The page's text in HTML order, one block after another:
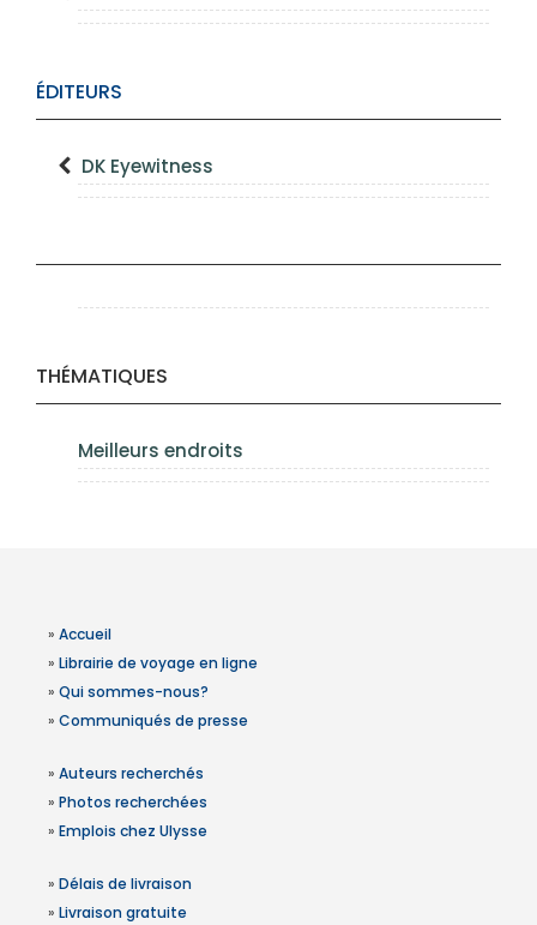
ÉDITEURS
DK Eyewitness
THÉMATIQUES
Meilleurs endroits
» Accueil
» Librairie de voyage en ligne
» Qui sommes-nous?
» Communiqués de presse
» Auteurs recherchés
» Photos recherchées
» Emplois chez Ulysse
» Délais de livraison
» Livraison gratuite